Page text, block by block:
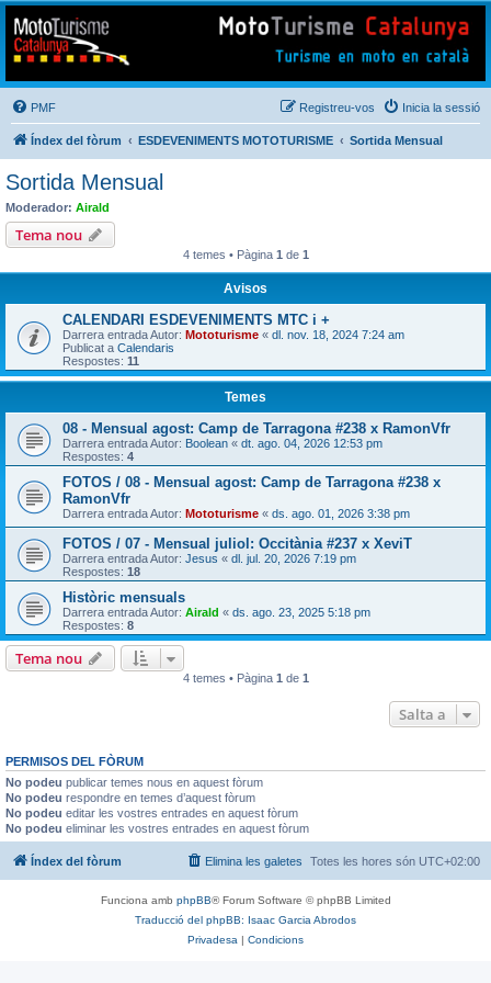
Mototurisme
Turisme en moto en català
PMF Inicia la sessió
Registreu-vos
Índex del fòrum ESDEVENIMENTS MOTOTURISME Sortida Mensual
Sortida Mensual
Moderador: Airald
Tema nou
4 temes • Pàgina 1 de 1
Avisos
CALENDARI ESDEVENIMENTS MTC i +
Darrera entrada Autor: Mototurisme « dl. nov. 18, 2024 7:24 am
Publicat a Calendaris
Respostes: 11
Temes
08 - Mensual agost: Camp de Tarragona #238 x RamonVfr
Darrera entrada Autor: Boolean « dt. ago. 04, 2026 12:53 pm
Respostes: 4
FOTOS / 08 - Mensual agost: Camp de Tarragona #238 x
RamonVfr
Darrera entrada Autor: Mototurisme « ds. ago. 01, 2026 3:38 pm
FOTOS / 07 - Mensual juliol: Occitània #237 x XeviT
Darrera entrada Autor: Jesus « dl. jul. 20, 2026 7:19 pm
Respostes: 18
Històric mensuals
Darrera entrada Autor: Airald « ds. ago. 23, 2025 5:18 pm
Respostes: 8
Tema nou
4 temes • Pàgina 1 de 1
Salta a
PERMISOS DEL FÒRUM
No podeu publicar temes nous en aquest fòrum
No podeu respondre en temes d’aquest fòrum
No podeu editar les vostres entrades en aquest fòrum
No podeu eliminar les vostres entrades en aquest fòrum
Índex del fòrum Totes les hores són UTC+02:00
Elimina les galetes
Funciona amb phpBB® Forum Software © phpBB Limited
Traducció del phpBB: Isaac Garcia Abrodos
Privadesa | Condicions